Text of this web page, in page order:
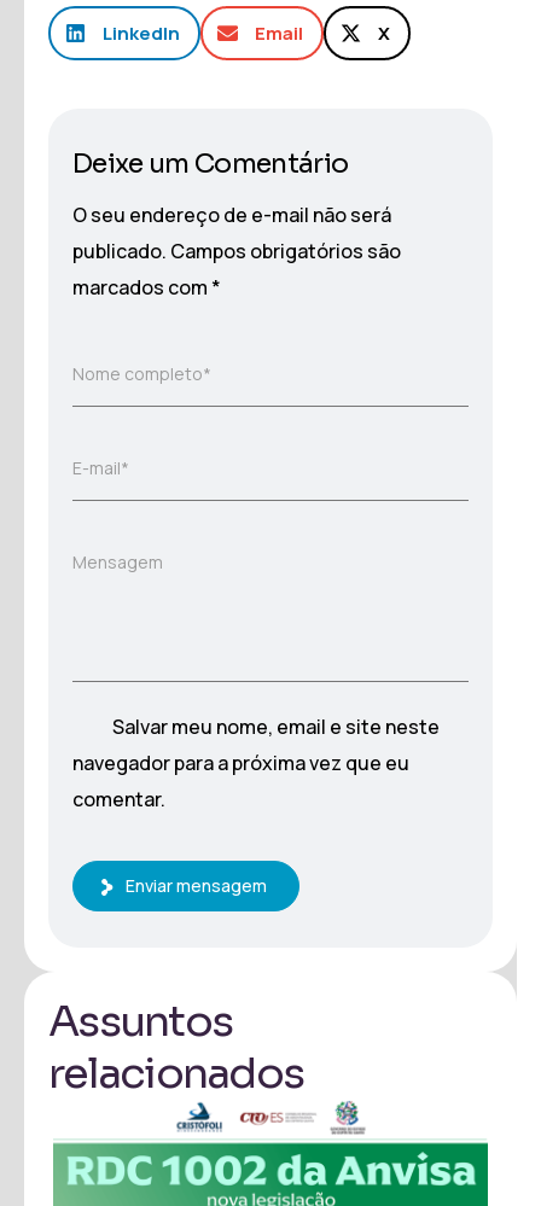
LinkedIn Email X
Deixe um Comentário
O seu endereço de e-mail não será
publicado. Campos obrigatórios são
marcados com *
Nome completo*
E-mail*
Mensagem
Salvar meu nome, email e site neste
navegador para a próxima vez que eu
comentar.
Enviar mensagem
Assuntos
relacionados